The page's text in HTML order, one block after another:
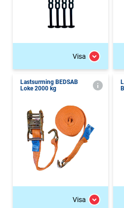
Visa
Lastsurrning BEDSAB
Loke 2000 kg
Visa